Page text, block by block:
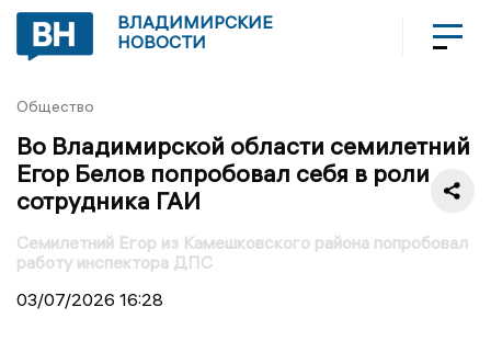
ВЛАДИМИРСКИЕ
НОВОСТИ
Общество
Во Владимирской области семилетний
Егор Белов попробовал себя в роли
сотрудника ГАИ
Семилетний Егор из Камешковского района попробовал
работу инспектора ДПС
03/07/2026 16:28